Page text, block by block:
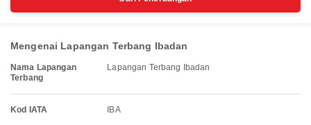
Mengenai Lapangan Terbang Ibadan
Nama Lapangan
Terbang
Lapangan Terbang Ibadan
Kod IATA IBA